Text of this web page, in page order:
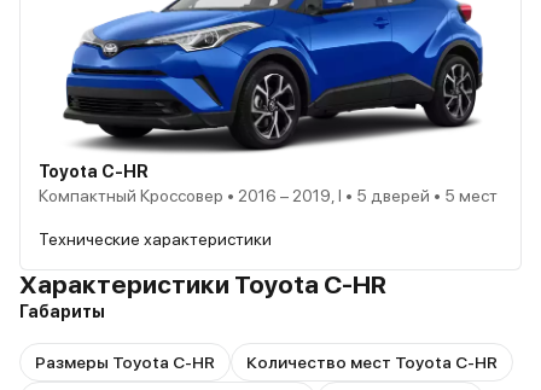
Toyota C-HR
Компактный Кроссовер • 2016 – 2019, I • 5 дверей • 5 мест
Технические характеристики
Характеристики Toyota C-HR
Габариты
Размеры Toyota C-HR
Количество мест Toyota C-HR